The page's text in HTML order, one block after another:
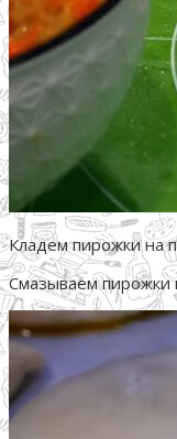
Кладем пирожки на
Смазываем пирожки